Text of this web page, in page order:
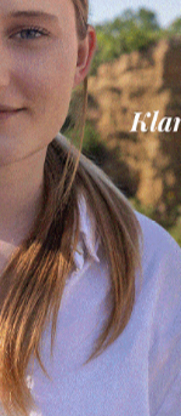
a tutto il gruppo di
dall’alto, alla
affrontare i gravi
soluzioni che
culturale del nostro
da
il metodo del
del programma e in
a rappresentare
partecipazione
del voto, ma è
e politica".
Daniela Leoni ,